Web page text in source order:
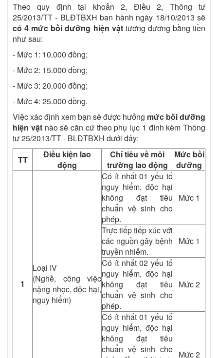
Theo quy định tại khoản 2, Điều 2, Thông tư
25/2013/TT - BLĐTBXH ban hành ngày 18/10/2013 sẽ
có 4 mức bồi dưỡng hiện vậttương đương bằng tiền
như sau:
- Mức 1: 10.000 đồng;
- Mức 2: 15.000 đồng;
- Mức 3: 20.000 đồng;
- Mức 4: 25.000 đồng.
Việc xác định xem bạn sẽ được hưởng mức bồi dưỡng
hiện vậtnào sẽ căn cứ theo phụ lục 1 đính kèm Thông
tư 25/2013/TT - BLĐTBXH dưới đây:
TT
Điều kiện lao
động
Chỉ tiêu về môi
trường lao động
Mức bồi
dưỡng
1
Loại IV
(Nghề, công việc
nặng nhọc, độc hại,
nguy hiểm)
Có ít nhất 01 yếu tố
nguy hiểm, độc hại
không đạt tiêu
chuẩn vệ sinh cho
phép.
Mức 1
Trực tiếp tiếp xúc với
các nguồn gây bệnh
truyền nhiễm.
Mức 1
Có ít nhất 02 yếu tố
nguy hiểm, độc hại
không đạt tiêu
chuẩn vệ sinh cho
phép.
Mức 2
Có ít nhất 01 yếu tố
nguy hiểm, độc hại
không đạt tiêu
chuẩn vệ sinh cho Mức 2